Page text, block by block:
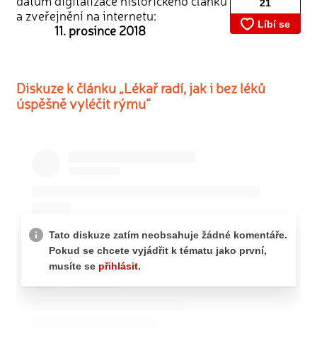
a zveřejnění na internetu:
11. prosince 2018
Diskuze k článku „Lékař radí, jak i bez léků
úspěšně vyléčit rýmu“